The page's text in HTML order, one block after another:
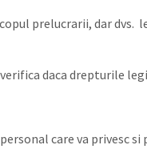
prelucrarii, dar
daca drepturile
care va privesc